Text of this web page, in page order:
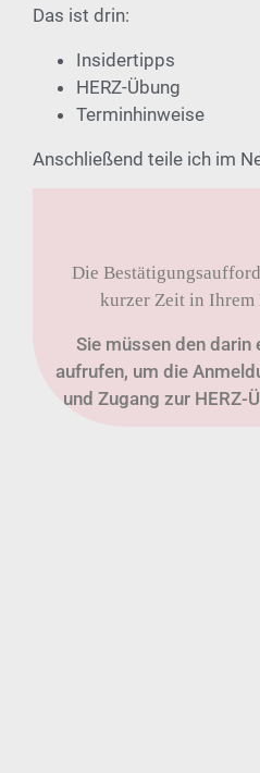
Das ist drin:
Insidertipps
HERZ-Übung
Terminhinweise
Anschließend teile ich im
Die
kurzer Zeit in Ihrem
Sie müssen den darin
aufrufen, um die
und Zugang zur HERZ-